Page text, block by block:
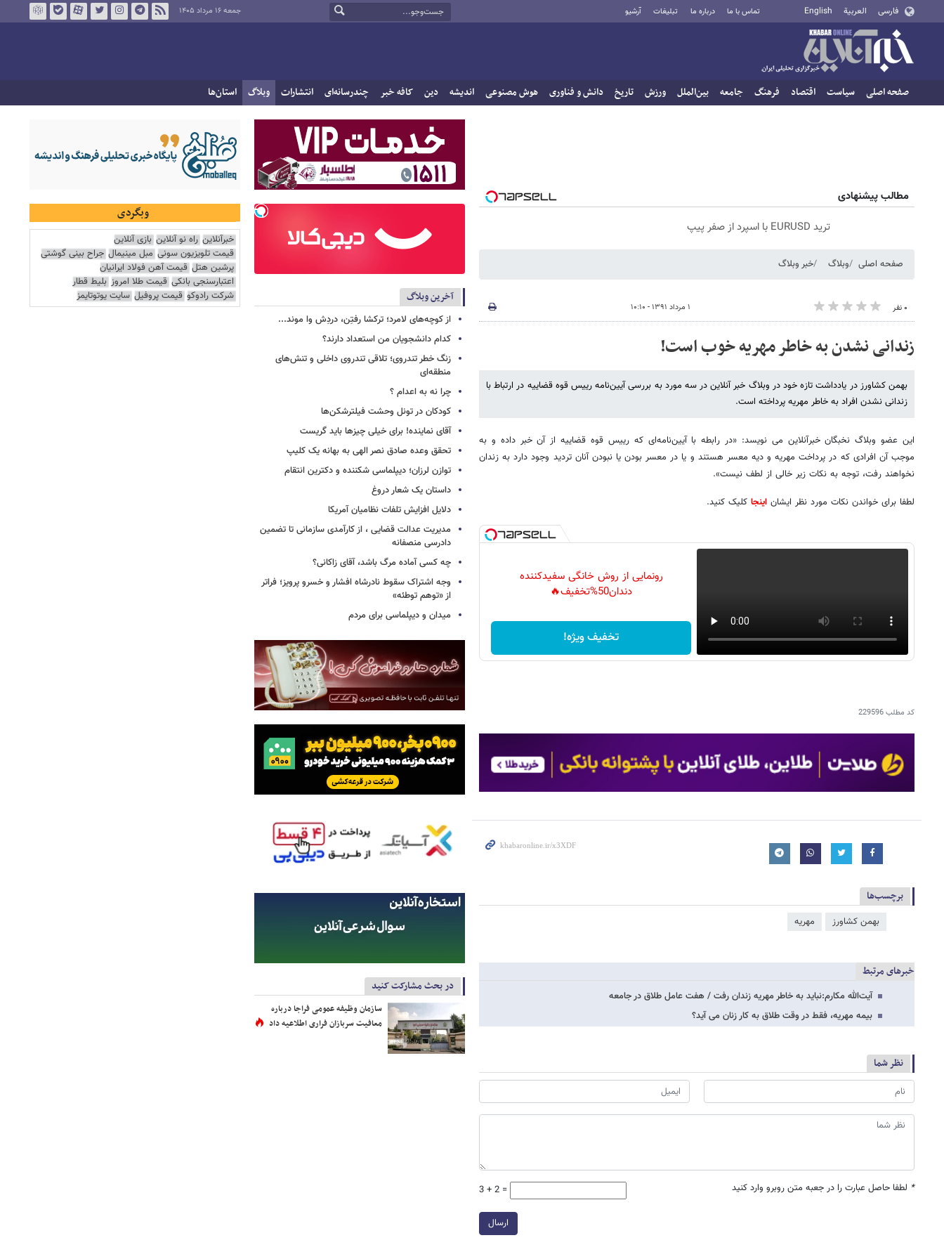
فارسی العربية English تماس با ما درباره ما تبلیغات آرشیو جمعه ۱۶ مرداد ۱۴۰۵
صفحه اصلی سیاست اقتصاد فرهنگ جامعه بین‌الملل ورزش تاریخ دانش و فناوری هوش مصنوعی اندیشه دین کافه خبر چندرسانه‌ای انتشارات وبلاگ استان‌ها
مطالب پیشنهادی
ترید EURUSD با اسپرد از صفر پیپ
صفحه اصلی وبلاگ خبر وبلاگ
۰ نفر ۱ مرداد ۱۳۹۱ - ۱۰:۱۰
زندانی نشدن به خاطر مهریه خوب است!
بهمن کشاورز در یادداشت تازه خود در وبلاگ خبر آنلاین در سه مورد به بررسی آیین‌نامه‌ رییس قوه قضاییه در ارتباط با
زندانی نشدن افراد به خاطر مهریه پرداخته است.
این عضو وبلاگ نخبگان خبرآنلاین می نویسد: «در رابطه با آیین‌نامه‌ای که رییس قوه قضاییه از آن خبر داده و به
موجب آن افرادی که در پرداخت مهریه و دیه معسر هستند و یا در معسر بودن یا نبودن آنان تردید وجود دارد به زندان
نخواهند رفت، توجه به نکات زیر خالی از لطف نیست».
لطفا برای خواندن نکات مورد نظر ایشان اینجا کلیک کنید.
رونمایی از روش خانگی سفیدکننده
دندان50%تخفیف🔥
تخفیف ویژه!
کد مطلب229596
برچسب‌ها
بهمن کشاورز مهریه
خبرهای مرتبط
آیت‌الله مکارم:نباید به خاطر مهریه زندان رفت / هفت عامل طلاق در جامعه
بیمه مهریه، فقط در وقت طلاق به کار زنان می آید؟
نظر شما
* لطفا حاصل عبارت را در جعبه متن روبرو وارد کنید 3 + 2 =
ارسال
آخرین وبلاگ
از کوچه‌های لامرد؛ ترکشا رفتِن، دردِش وا موند...
کدام دانشجویان من استعداد دارند؟
زنگ خطر تندروی؛ تلاقی تندروی داخلی و تنش‌های
منطقه‌ای
چرا نه به اعدام ؟
کودکان در تونل وحشت فیلترشکن‌ها
آقای نماینده! برای خیلی چیزها باید گریست
تحقق وعده صادق نصر الهی به بهانه یک کلیپ
توازن لرزان؛ دیپلماسی شکننده و دکترین انتقام
داستان یک شعار دروغ
دلایل افزایش تلفات نظامیان آمریکا
مدیریت عدالت قضایی ، از کارآمدی سازمانی تا تضمین
دادرسی منصفانه
چه کسی آماده مرگ باشد، آقای زاکانی؟
وجه اشتراک سقوط نادرشاه افشار و خسرو پرویز؛ فراتر
از «توهم توطئه»
میدان و دیپلماسی برای مردم
در بحث مشارکت کنید
سازمان وظیفه عمومی فراجا درباره
معافیت سربازان فراری اطلاعیه داد
وبگردی
خبرآنلاین راه نو آنلاین بازی آنلاین
قیمت تلویزیون سونی مبل مینیمال جراح بینی گوشتی
پرشین هتل قیمت آهن فولاد ایرانیان
اعتبارسنجی بانکی قیمت طلا امروز بلیط قطار
شرکت رادوکو قیمت پروفیل سایت یوتوتایمز